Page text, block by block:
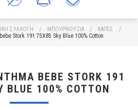
ΣΥΛΛΟΓΗ / ΜΠΟΥΡΝΟΥΖΙΑ / ΚΑΠΕΣ
/
Stork 191 75X85 Sky Blue 100% Cotton
BEBE STORK 191
BLUE 100% COTTON